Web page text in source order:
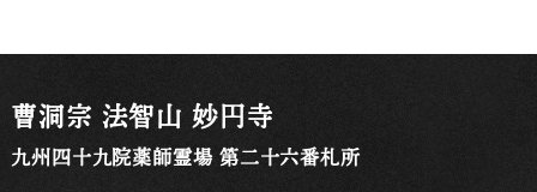
曹洞宗 法智山 妙円寺
九州四十九院薬師霊場 第二十六番札所